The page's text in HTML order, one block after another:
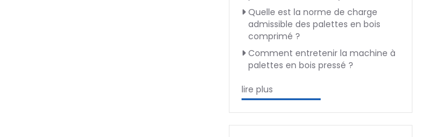
Quelle est la norme de charge
admissible des palettes en bois
comprimé ?
Comment entretenir la machine à
palettes en bois pressé ?
lire plus